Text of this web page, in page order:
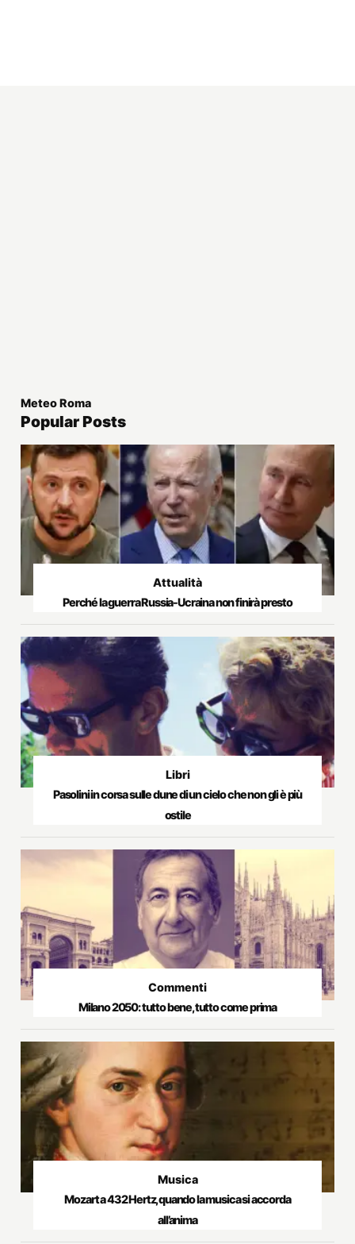
Meteo Roma
Popular Posts
Attualità
Perché la guerra Russia-Ucraina non finirà presto
Libri
Pasolini in corsa sulle dune di un cielo che non gli è più
ostile
Commenti
Milano 2050: tutto bene, tutto come prima
Musica
Mozart a 432 Hertz, quando la musica si accorda
all’anima